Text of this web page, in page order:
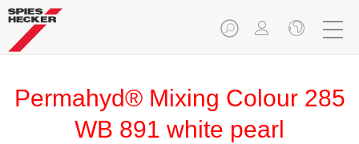
Permahyd® Mixing Colour 285
WB 891 white pearl